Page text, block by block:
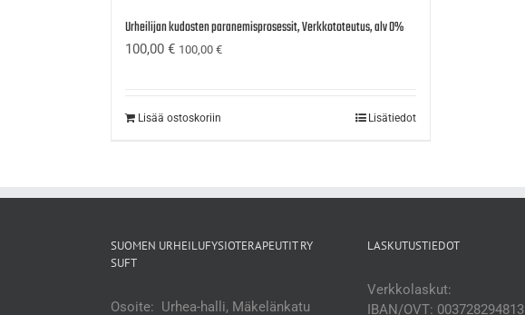
Urheilijan kudosten paranemisprosessit, Verkkototeutus, alv 0%
100,00 € 100,00 €
Lisää ostoskoriin Lisätiedot
SUOMEN URHEILUFYSIOTERAPEUTIT RY
SUFT
Osoite: Urhea-halli, Mäkelänkatu
LASKUTUSTIEDOT
Verkkolaskut:
IBAN/OVT: 003728294813